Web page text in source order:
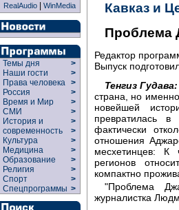
RealAudio| WinMedia
Темы дня
>
Наши гости
>
Права человека >
Россия
>
Время и Мир
>
СМИ
>
История и
современность
>
>
Культура
>
Медицина
>
Образование
>
Религия
>
Спорт
>
Спецпрограммы >
Кавказ и
Проблема
Редактор
Выпуск
Тенгиз Гудава:
страна, но
новейшей
превратилась в
фактически
отношения
месхетинцев: К
регионов
компактно
"Проблема
журналистка